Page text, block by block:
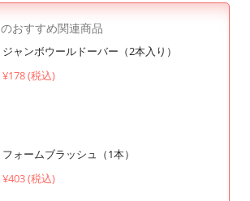
のおすすめ関連商品
ジャンボウールドーバー（2本入り）
¥178 (税込)
フォームブラッシュ（1本）
¥403 (税込)